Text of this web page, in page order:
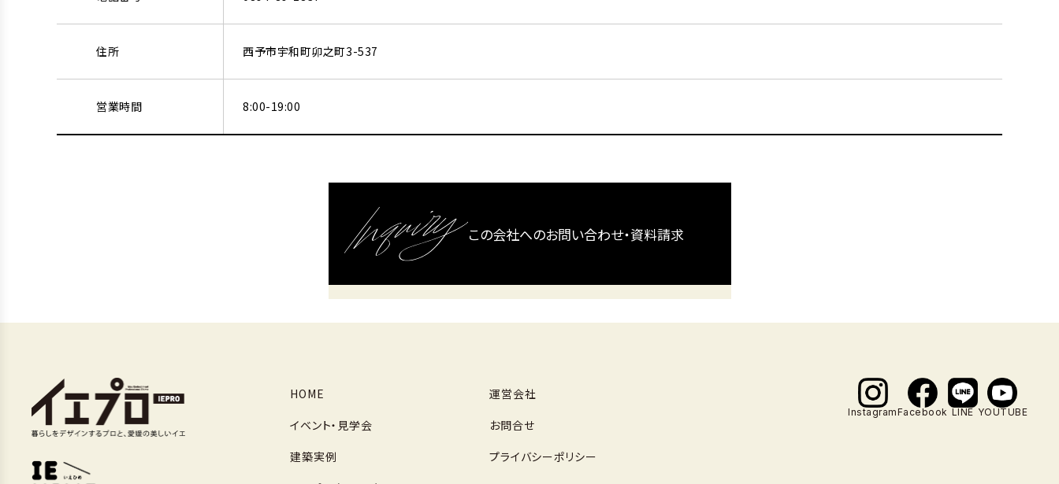
住所 西予市宇和町卯之町3-537
営業時間 8:00-19:00
この会社へのお問い合わせ・資料請求
HOME
イベント・見学会
建築実例
運営会社
お問合せ
プライバシーポリシー
InstagramFacebook LINE YOUTUBE